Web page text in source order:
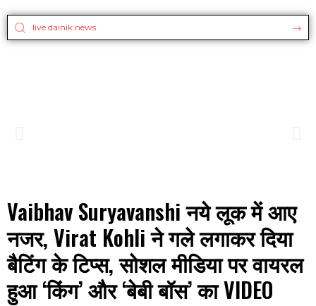
Vaibhav Suryavanshi नये लूक में आए
नजर, Virat Kohli ने गले लगाकर दिया
बैटिंग के टिप्स, सोशल मीडिया पर वायरल
हुआ ‘किंग’ और ‘बेबी बॉस’ का VIDEO